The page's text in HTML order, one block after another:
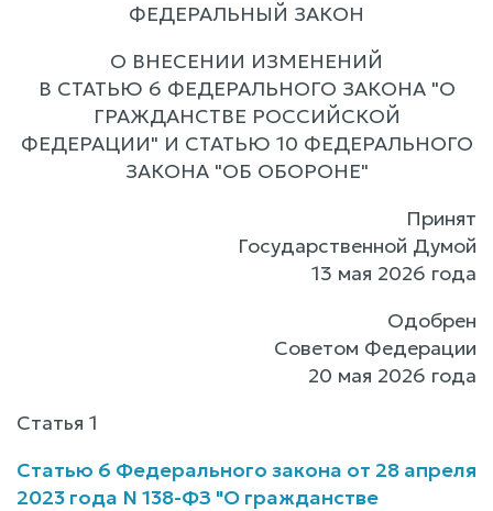
ФЕДЕРАЛЬНЫЙ ЗАКОН
О ВНЕСЕНИИ ИЗМЕНЕНИЙ
В СТАТЬЮ 6 ФЕДЕРАЛЬНОГО ЗАКОНА "О
ГРАЖДАНСТВЕ РОССИЙСКОЙ
ФЕДЕРАЦИИ" И СТАТЬЮ 10 ФЕДЕРАЛЬНОГО
ЗАКОНА "ОБ ОБОРОНЕ"
Принят
Государственной Думой
13 мая 2026 года
Одобрен
Советом Федерации
20 мая 2026 года
Статья 1
Статью 6 Федерального закона от 28 апреля
2023 года N 138-ФЗ "О гражданстве